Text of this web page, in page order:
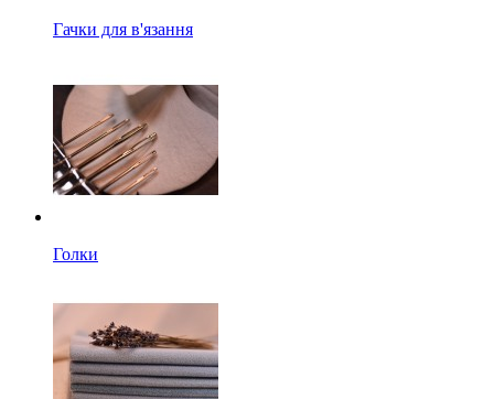
Гачки для в'язання
Голки